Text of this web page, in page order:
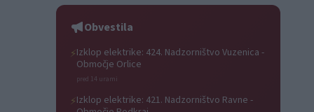
Obvestila
⚡Izklop elektrike: 424. Nadzorništvo Vuzenica -
Območje Orlice
pred 14 urami
⚡Izklop elektrike: 421. Nadzorništvo Ravne -